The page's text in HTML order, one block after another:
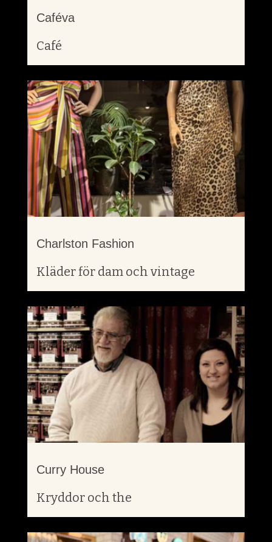
Caféva
Café
Charlston Fashion
Kläder för dam och vintage
Curry House
Kryddor och the